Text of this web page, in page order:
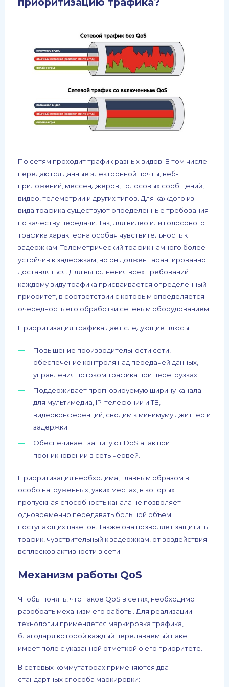
По сетям проходит трафик разных видов. В том числе
передаются данные электронной почты, веб-
приложений, мессенджеров, голосовых сообщений,
видео, телеметрии и других типов. Для каждого из
вида трафика существуют определенные требования
по качеству передачи. Так, для видео или голосового
трафика характерна особая чувствительность к
задержкам. Телеметрический трафик намного более
устойчив к задержкам, но он должен гарантированно
доставляться. Для выполнения всех требований
каждому виду трафика присваивается определенный
приоритет, в соответствии с которым определяется
очередность его обработки сетевым оборудованием.
Приоритизация трафика дает следующие плюсы:
Повышение производительности сети,
обеспечение контроля над передачей данных,
управления потоком трафика при перегрузках.
Поддерживает прогнозируемую ширину канала
для мультимедиа, IP-телефонии и ТВ,
видеоконференций, сводим к минимуму джиттер и
задержки.
Обеспечивает защиту от DoS атак при
проникновении в сеть червей.
Приоритизация необходима, главным образом в
особо нагруженных, узких местах, в которых
пропускная способность канала не позволяет
одновременно передавать большой объем
поступающих пакетов. Также она позволяет защитить
трафик, чувствительный к задержкам, от воздействия
всплесков активности в сети.
Механизм работы QoS
Чтобы понять, что такое QoS в сетях, необходимо
разобрать механизм его работы. Для реализации
технологии применяется маркировка трафика,
благодаря которой каждый передаваемый пакет
имеет поле с указанной отметкой о его приоритете.
В сетевых коммутаторах применяются два
стандартных способа маркировки: